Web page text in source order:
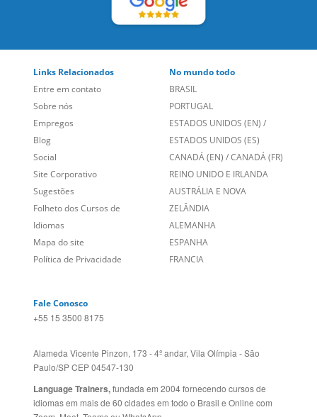
Links Relacionados
Entre em contato
Sobre nós
Empregos
Blog
Social
Site Corporativo
Sugestões
Folheto dos Cursos de
Idiomas
Mapa do site
No mundo todo
BRASIL
PORTUGAL
ESTADOS UNIDOS (EN)
ESTADOS UNIDOS (ES)
CANADÁ (EN) / CANADÁ (FR)
REINO UNIDO E IRLANDA
AUSTRÁLIA E NOVA
ZELÂNDIA
ALEMANHA
ESPANHA
Fale Conosco
Alameda Vicente Pinzon, 173 - 4º andar, Vila Olímpia - São
Paulo/SP CEP 04547-130
Language Trainers, fundada em 2004 fornecendo cursos de